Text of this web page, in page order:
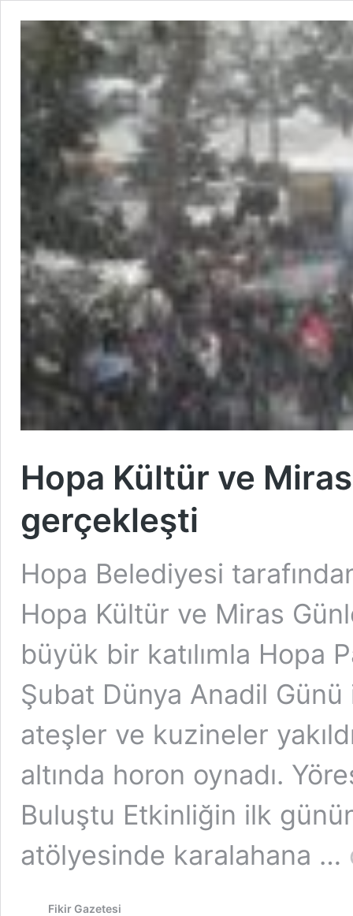
Hopa Kültür ve
gerçekleşti
Hopa Belediyesi
Hopa Kültür ve Miras
büyük bir katılımla Hopa
Şubat Dünya Anadil
ateşler ve kuzineler
altında horon oynadı.
Buluştu Etkinliğin ilk
atölyesinde karalahana …
Fikir Gazetesi